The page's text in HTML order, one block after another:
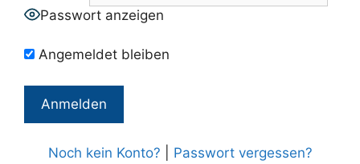
Passwort anzeigen
Angemeldet bleiben
Noch kein Konto? Passwort vergessen?